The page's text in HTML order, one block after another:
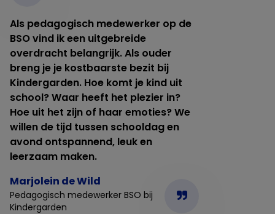
Als pedagogisch medewerker op de
BSO vind ik een uitgebreide
overdracht belangrijk. Als ouder
breng je je kostbaarste bezit bij
Kindergarden. Hoe komt je kind uit
school? Waar heeft het plezier in?
Hoe uit het zijn of haar emoties? We
willen de tijd tussen schooldag en
avond ontspannend, leuk en
leerzaam maken.
Marjolein de Wild
Pedagogisch medewerker BSO bij
Kindergarden